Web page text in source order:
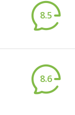
8.5
8.6